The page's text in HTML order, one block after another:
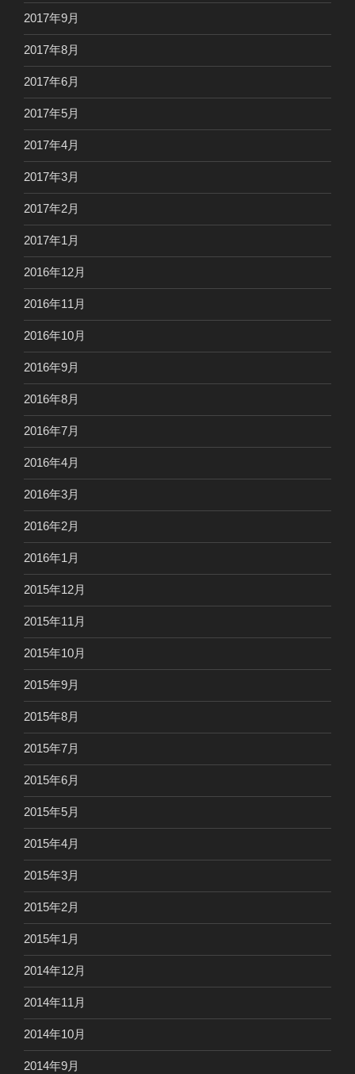
2017年9月
2017年8月
2017年6月
2017年5月
2017年4月
2017年3月
2017年2月
2017年1月
2016年12月
2016年11月
2016年10月
2016年9月
2016年8月
2016年7月
2016年4月
2016年3月
2016年2月
2016年1月
2015年12月
2015年11月
2015年10月
2015年9月
2015年8月
2015年7月
2015年6月
2015年5月
2015年4月
2015年3月
2015年2月
2015年1月
2014年12月
2014年11月
2014年10月
2014年9月